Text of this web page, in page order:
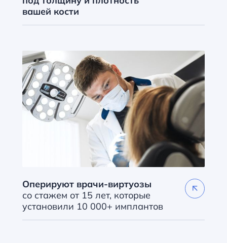
вашей кости
Оперируют врачи-виртуозы
со стажем от 15 лет, которые
установили 10 000+ имплантов